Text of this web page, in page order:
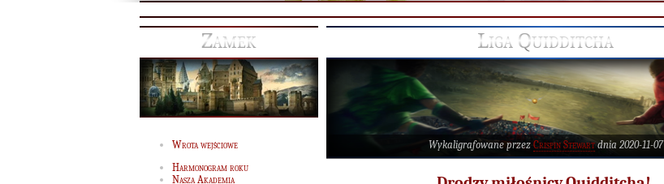
Zamek
Wrota wejściowe
Harmonogram roku
Nasza Akademia
Liga Quidditcha
Wykaligrafowane przez Crispin Stewartdnia 2020-11-07